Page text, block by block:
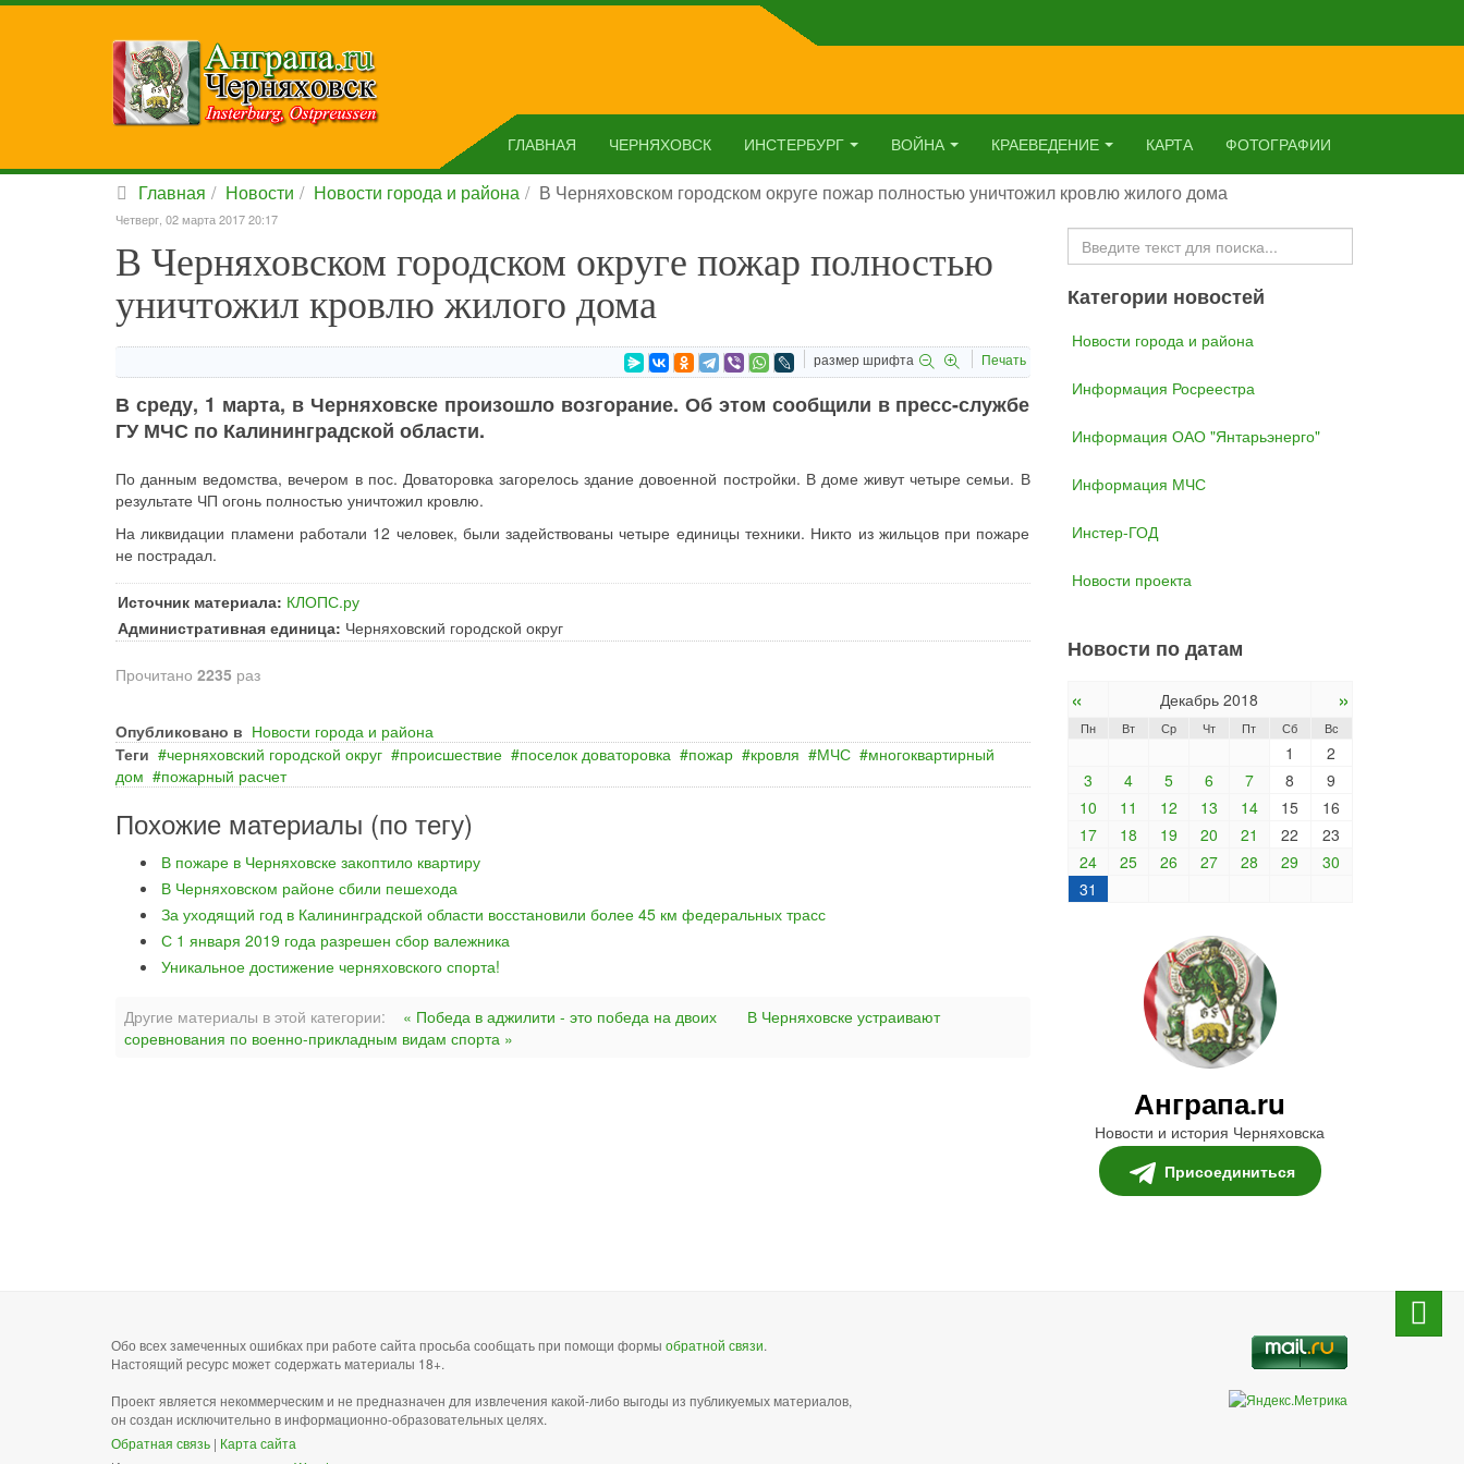
ГЛАВНАЯ ЧЕРНЯХОВСК ИНСТЕРБУРГ ВОЙНА КРАЕВЕДЕНИЕ КАРТА ФОТОГРАФИИ
Главная Новости Новости города и района В Черняховском городском округе пожар полностью уничтожил кровлю жилого дома
Четверг, 02 марта 2017 20:17
В Черняховском городском округе пожар полностью
уничтожил кровлю жилого дома
размер шрифта Печать
В среду, 1 марта, в Черняховске произошло возгорание. Об этом сообщили в пресс-службе
ГУ МЧС по Калининградской области.
По данным ведомства, вечером в пос. Доваторовка загорелось здание довоенной постройки. В доме живут четыре семьи. В
результате ЧП огонь полностью уничтожил кровлю.
На ликвидации пламени работали 12 человек, были задействованы четыре единицы техники. Никто из жильцов при пожаре
не пострадал.
Источник материала: КЛОПС.ру
Административная единица: Черняховский городской округ
Прочитано 2235 раз
Опубликовано в Новости города и района
Теги
черняховский городской округ происшествие поселок доваторовка пожар кровля МЧС
многоквартирный
дом
пожарный расчет
Похожие материалы (по тегу)
В пожаре в Черняховске закоптило квартиру
В Черняховском районе сбили пешехода
За уходящий год в Калининградской области восстановили более 45 км федеральных трасс
С 1 января 2019 года разрешен сбор валежника
Уникальное достижение черняховского спорта!
Другие материалы в этой категории: « Победа в аджилити - это победа на двоих
В Черняховске устраивают
соревнования по военно-прикладным видам спорта »
Искать...
Категории новостей
Новости города и района
Информация Росреестра
Информация ОАО "Янтарьэнерго"
Информация МЧС
Инстер-ГОД
Новости проекта
Новости по датам
« Декабрь 2018 »
Пн Вт Ср Чт Пт Сб Вс
1
2
3
4 5 6 7 8
9
10
11 12 13 14 15
16
17
18 19 20 21 22
23
24
25 26 27 28 29
30
31
Анграпа.ru
Новости и история Черняховска
Присоединиться
Обо всех замеченных ошибках при работе сайта просьба сообщать при помощи формы обратной связи.
Настоящий ресурс может содержать материалы 18+.
Проект является некоммерческим и не предназначен для извлечения какой-либо выгоды из публикуемых материалов,
он создан исключительно в информационно-образовательных целях.
Обратная связь | Карта сайта